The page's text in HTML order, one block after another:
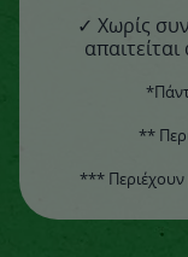
✓ Χωρίς
**
*** Περιέχουν